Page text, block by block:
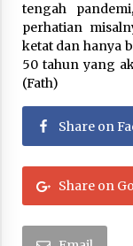
tengah
perhatian
ketat dan hanya
50 tahun yang
(Fath)
Share on
Share on